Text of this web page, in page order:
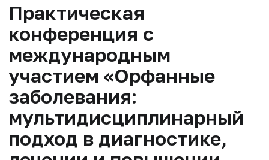
Практическая
конференция с
международным
участием «Орфанные
заболевания:
мультидисциплинарный
подход в диагностике,